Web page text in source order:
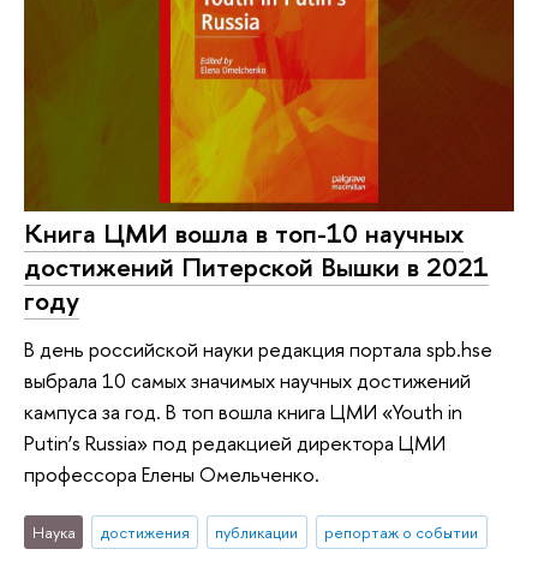
Книга ЦМИ вошла в топ-10 научных
достижений Питерской Вышки в 2021
году
В день российской науки редакция портала spb.hse
выбрала 10 самых значимых научных достижений
кампуса за год. В топ вошла книга ЦМИ «Youth in
Putin’s Russia» под редакцией директора ЦМИ
профессора Елены Омельченко.
Наука достижения публикации репортаж о событии